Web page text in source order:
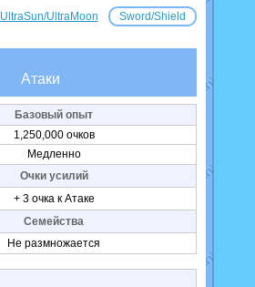
UltraSun/UltraMoon Sword/Shield
Атаки
Базовый опыт
1,250,000 очков
Медленно
Очки усилий
+ 3 очка к Атаке
Семейства
Не размножается